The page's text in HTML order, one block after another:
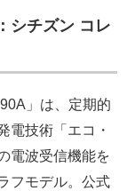
シチズン コレ
」は、定期的
電技術「エコ・
電波受信機能を
フモデル。公式